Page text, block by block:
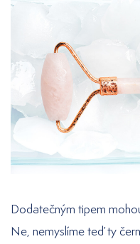
Dodatečným tipem
Ne, nemyslíme teď ty